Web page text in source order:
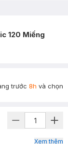
120 Miếng
trước 8h và chọn
Xem thêm